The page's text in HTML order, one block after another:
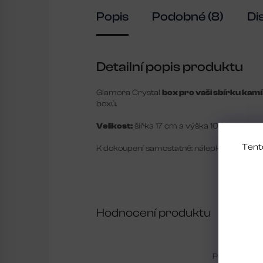
Popis Podobné (8)
Detailní popis produktu
Glamora Crystal box pro vaši sbírku
boxů.
Velikost: šířka 17 cm a výška 10,3 cm.
K dokoupení samostatně: nálepky
Hodnocení produktu
Pouze